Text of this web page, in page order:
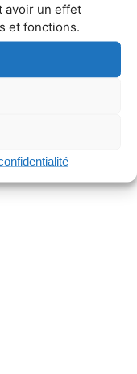
avoir un effet
et fonctions.